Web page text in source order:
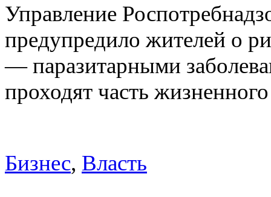
Управление
предупредило жителей о
— паразитарными
проходят часть
Бизнес, Власть